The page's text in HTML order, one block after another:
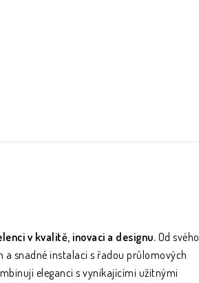
v kvalitě, inovaci a designu. Od svého
snadné instalaci s řadou průlomových
eleganci s vynikajícími užitnými